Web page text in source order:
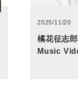
2025/11/20
橘花征志
Music